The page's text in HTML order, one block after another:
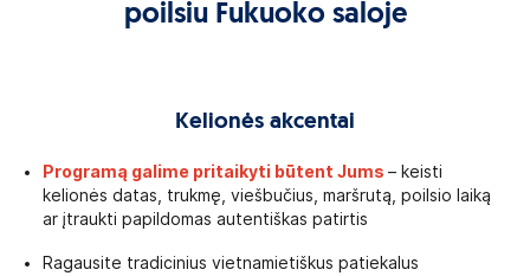
poilsiu Fukuoko saloje
Kelionės akcentai
Programą galime pritaikyti būtent Jums – keisti
kelionės datas, trukmę, viešbučius, maršrutą, poilsio laiką
ar įtraukti papildomas autentiškas patirtis
Ragausite tradicinius vietnamietiškus patiekalus